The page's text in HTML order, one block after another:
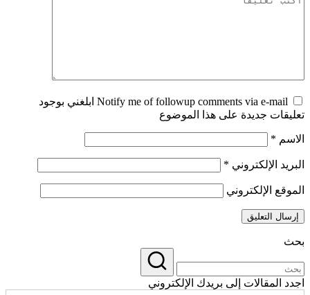
Notify me of followup comments via e-mail ابلغني بوجود
تعليقات جديدة على هذا الموضوع
الاسم *
البريد الإلكتروني *
الموقع الإلكتروني
بحث
اجدد المقالات إلى بريدك الإلكتروني